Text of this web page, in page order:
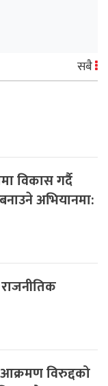
सबै
विकास गर्दै
अभियानमा:
विरुद्दको